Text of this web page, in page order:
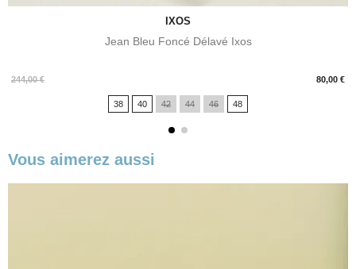
IXOS
Jean Bleu Foncé Délavé Ixos
244,00 € 80,00 €
Prix
38 40 42 44 46 48
Vous aimerez aussi